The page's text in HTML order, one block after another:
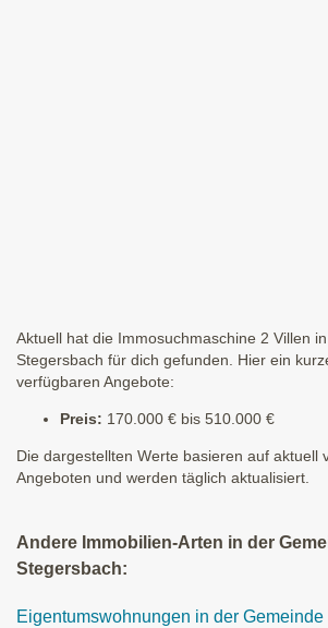
Aktuell hat die Immosuchmaschine 2 Villen
Stegersbach für dich gefunden. Hier ein
verfügbaren Angebote:
Preis: 170.000 € bis 510.000 €
Die dargestellten Werte basieren auf aktuell
Angeboten und werden täglich aktualisiert.
Andere Immobilien-Arten in der
Stegersbach:
Eigentumswohnungen in der